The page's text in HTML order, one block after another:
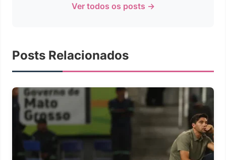
Ver todos os posts →
Posts Relacionados